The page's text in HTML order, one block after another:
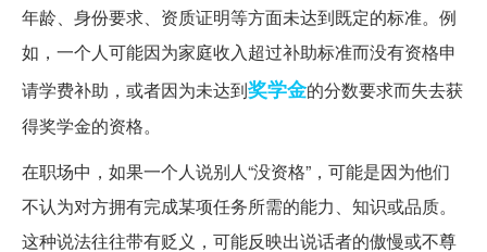
年龄、身份要求、资质证明等方面未达到既定的标准。例
如，一个人可能因为家庭收入超过补助标准而没有资格申
请学费补助，或者因为未达到奖学金的分数要求而失去获
得奖学金的资格。
在职场中，如果一个人说别人“没资格”，可能是因为他们
不认为对方拥有完成某项任务所需的能力、知识或品质。
这种说法往往带有贬义，可能反映出说话者的傲慢或不尊